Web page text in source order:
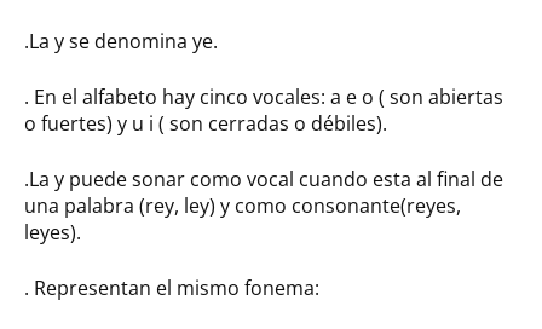
.La y se denomina ye.
. En el alfabeto hay cinco vocales: a e o ( son abiertas
o fuertes) y u i ( son cerradas o débiles).
.La y puede sonar como vocal cuando esta al final de
una palabra (rey, ley) y como consonante(reyes,
leyes).
. Representan el mismo fonema: